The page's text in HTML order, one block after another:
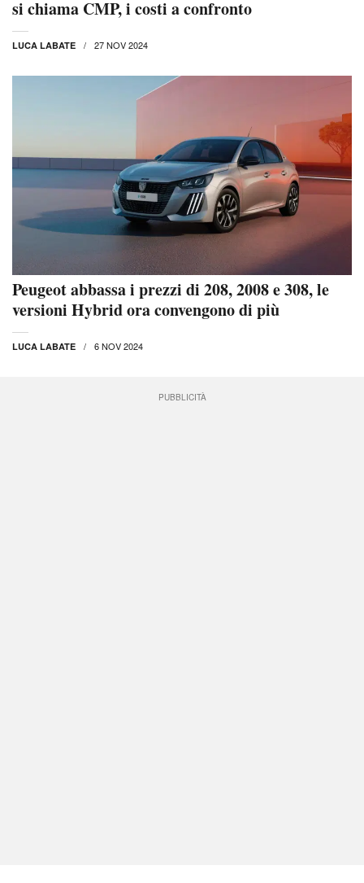
si chiama CMP, i costi a confronto
LUCA LABATE 27 NOV 2024
Peugeot abbassa i prezzi di 208, 2008 e 308, le
versioni Hybrid ora convengono di più
LUCA LABATE 6 NOV 2024
PUBBLICITÀ